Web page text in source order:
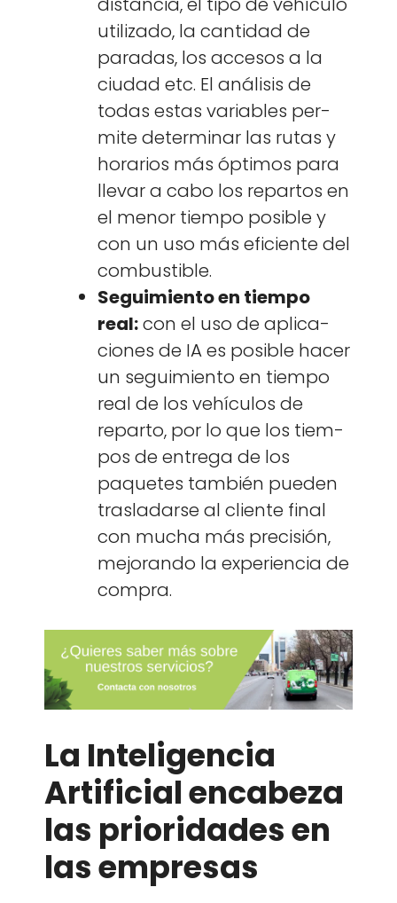
uti­liza­do, la can­ti­dad de
paradas, los acce­sos a la
ciu­dad etc. El análi­sis de
todas estas vari­ables per­
mite deter­mi­nar las rutas y
horar­ios más ópti­mos para
lle­var a cabo los repar­tos en
el menor tiem­po posi­ble y
con un uso más efi­ciente del
com­bustible.
Seguimien­to en tiem­po
real:con el uso de apli­ca­
ciones de IA es posi­ble hac­er
un seguimien­to en tiem­po
real de los vehícu­los de
repar­to, por lo que los tiem­
pos de entre­ga de los
paque­tes tam­bién pueden
trasladarse al cliente final
con mucha más pre­cisión,
mejo­ran­do la expe­ri­en­cia de
com­pra.
La Inteligencia
Artificial encabeza
las prioridades en
las empresas